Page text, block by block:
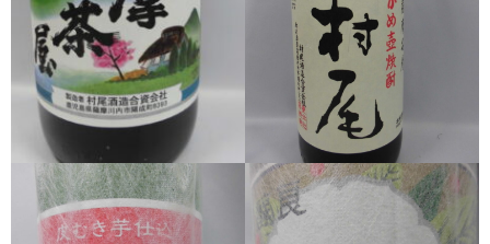
希少焼酎
季節限定品
セット商品
リキュール
ウヰスキー